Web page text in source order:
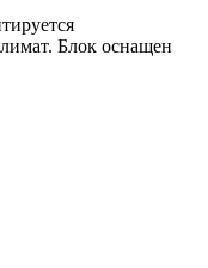
Блок оснащен